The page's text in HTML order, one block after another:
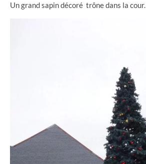
Un grand sapin décoré trône dans la cour.